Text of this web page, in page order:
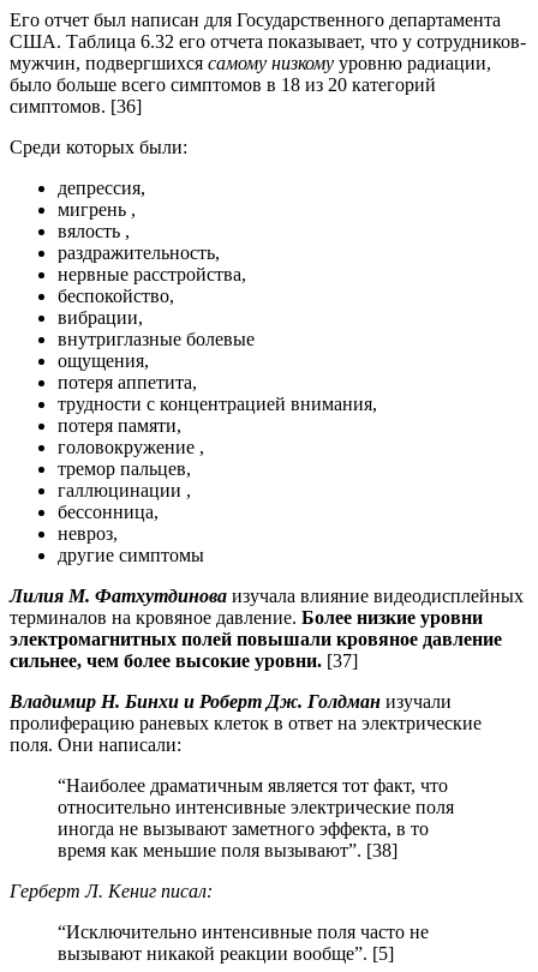
Его отчет был написан для Государственного департамента
США. Таблица 6.32 его отчета показывает, что у сотрудников-
мужчин, подвергшихся самому низкому уровню радиации,
было больше всего симптомов в 18 из 20 категорий
симптомов. [36]
Среди которых были:
депрессия,
мигрень ,
вялость ,
раздражительность,
нервные расстройства,
беспокойство,
вибрации,
внутриглазные болевые
ощущения,
потеря аппетита,
трудности с концентрацией внимания,
потеря памяти,
головокружение ,
тремор пальцев,
галлюцинации ,
бессонница,
невроз,
другие симптомы
Лилия М. Фатхутдинова изучала влияние видеодисплейных
терминалов на кровяное давление. Более низкие уровни
электромагнитных полей повышали кровяное давление
сильнее, чем более высокие уровни. [37]
Владимир Н. Бинхи и Роберт Дж. Голдман изучали
пролиферацию раневых клеток в ответ на электрические
поля. Они написали:
“Наиболее драматичным является тот факт, что
относительно интенсивные электрические поля
иногда не вызывают заметного эффекта, в то
время как меньшие поля вызывают”. [38]
Герберт Л. Кениг писал:
“Исключительно интенсивные поля часто не
вызывают никакой реакции вообще”. [5]